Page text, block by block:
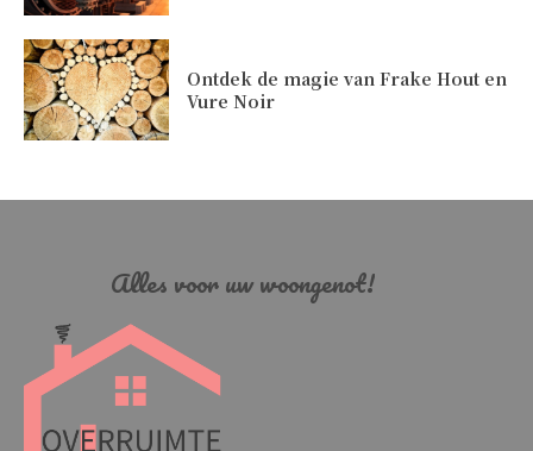
Ontdek de magie van Frake Hout en
Vure Noir
Alles voor uw woongenot!